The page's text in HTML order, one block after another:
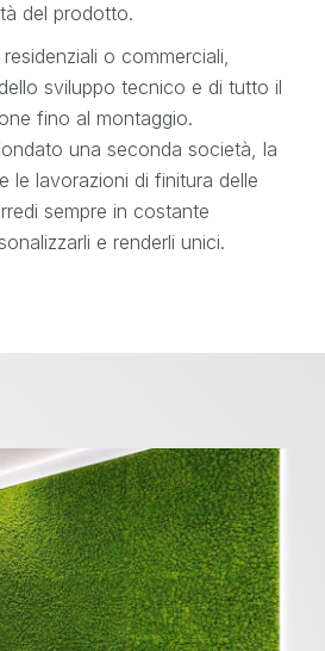
del prodotto.
o commerciali,
sviluppo tecnico e di tutto il
fino al montaggio.
una seconda società, la
le lavorazioni di finitura delle
sempre in costante
e renderli unici.